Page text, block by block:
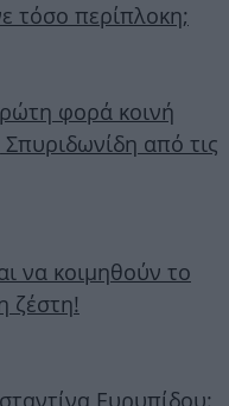
τόσο περίπλοκη;
φορά κοινή
από τις
να κοιμηθούν το
ζέστη!
Ευρυπίδου: